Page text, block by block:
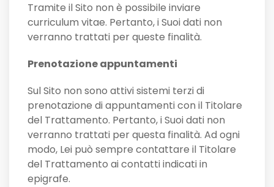
Tramite il Sito non è possibile inviare
curriculum vitae. Pertanto, i Suoi dati non
verranno trattati per queste finalità.
Prenotazione appuntamenti
Sul Sito non sono attivi sistemi terzi di
prenotazione di appuntamenti con il Titolare
del Trattamento. Pertanto, i Suoi dati non
verranno trattati per questa finalità. Ad ogni
modo, Lei può sempre contattare il Titolare
del Trattamento ai contatti indicati in
epigrafe.